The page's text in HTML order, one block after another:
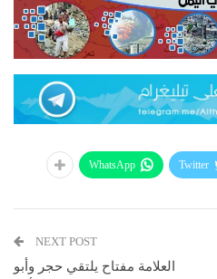
Twitter
WhatsApp
NEXT POST
العلامة مفتاح يلتقي حجر وأبو